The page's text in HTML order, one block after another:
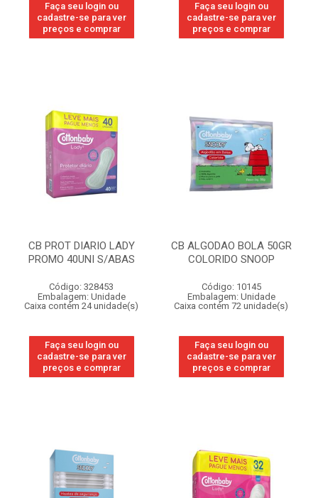
Faça seu login ou
cadastre-se para ver
preços e comprar
Faça seu login ou
cadastre-se para ver
preços e comprar
CB PROT DIARIO LADY
PROMO 40UNI S/ABAS
Código: 328453
Embalagem: Unidade
Caixa contém 24 unidade(s)
Faça seu login ou
cadastre-se para ver
preços e comprar
CB ALGODAO BOLA 50GR
COLORIDO SNOOP
Código: 10145
Embalagem: Unidade
Caixa contém 72 unidade(s)
Faça seu login ou
cadastre-se para ver
preços e comprar